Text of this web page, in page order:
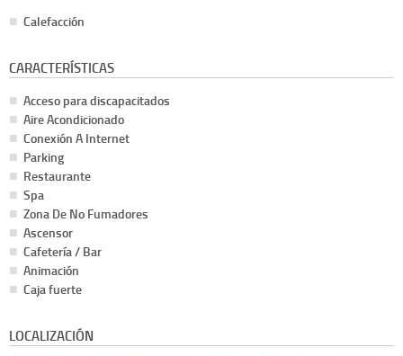
Calefacción
CARACTERÍSTICAS
Acceso para discapacitados
Aire Acondicionado
Conexión A Internet
Parking
Restaurante
Spa
Zona De No Fumadores
Ascensor
Cafetería / Bar
Animación
Caja fuerte
LOCALIZACIÓN